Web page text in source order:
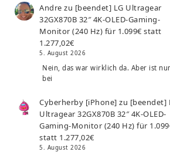
Andre zu [beendet] LG Ultragear
32GX870B 32″ 4K-OLED-Gaming-
Monitor (240 Hz) für 1.099€ statt
1.277,02€
5. August 2026
Nein, das war wirklich da. Aber ist
bei
Cyberherby [iPhone] zu [beendet]
Ultragear 32GX870B 32″ 4K-OLED-
Gaming-Monitor (240 Hz) für
statt 1.277,02€
5. August 2026